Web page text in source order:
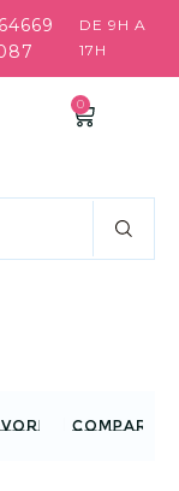
DE 9H A
17H
0
COMPARER